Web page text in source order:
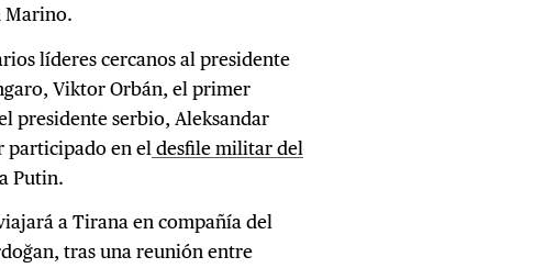
Marino.
líderes cercanos al presidente
Viktor Orbán, el primer
presidente serbio, Aleksandar
participado en el desfile militar del
Putin.
a Tirana en compañía del
tras una reunión entre